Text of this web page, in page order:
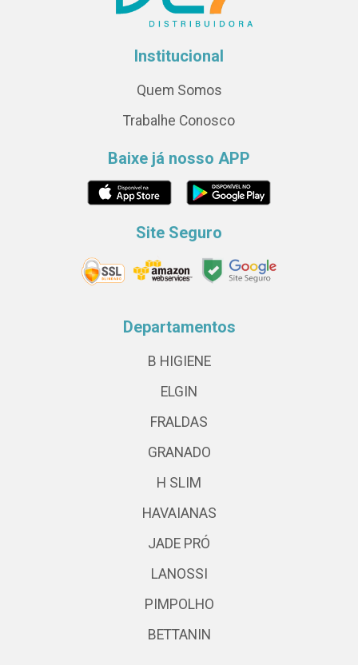
Institucional
Quem Somos
Trabalhe Conosco
Baixe já nosso APP
Site Seguro
Departamentos
B HIGIENE
ELGIN
FRALDAS
GRANADO
H SLIM
HAVAIANAS
JADE PRÓ
LANOSSI
PIMPOLHO
BETTANIN